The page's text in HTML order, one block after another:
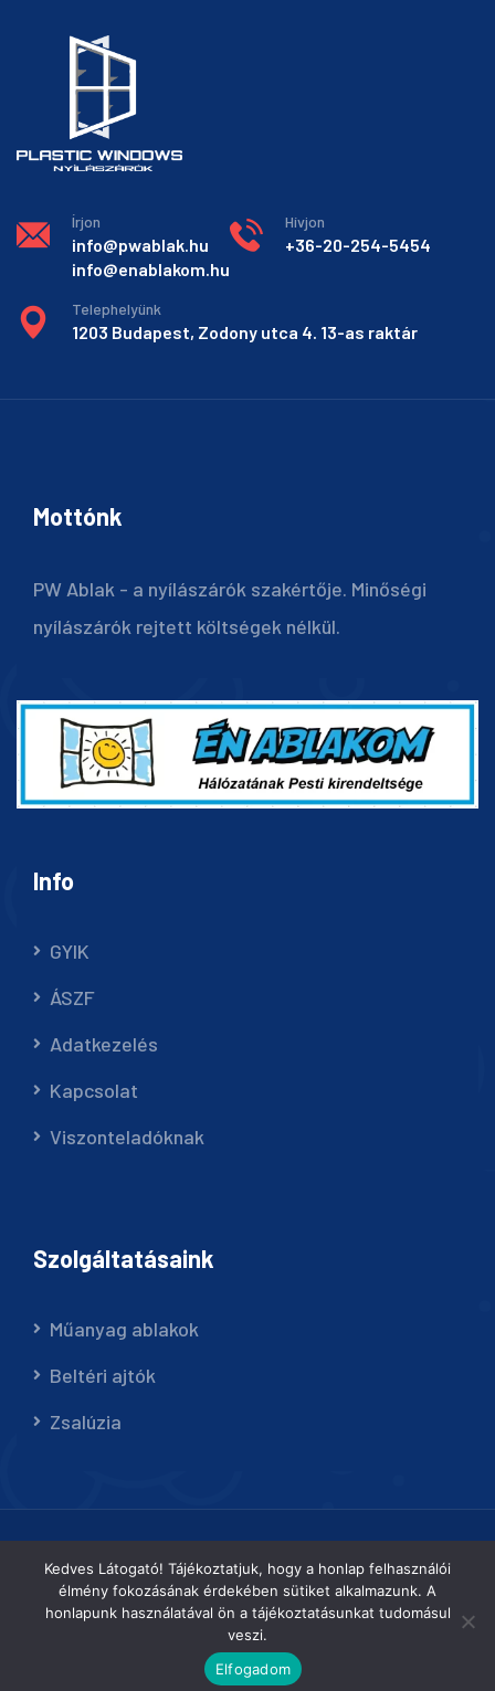
Írjon
info@pwablak.hu
info@enablakom.hu
Hívjon
+36-20-254-5454
Telephelyünk
1203 Budapest, Zodony utca 4. 13-as raktár
Mottónk
PW Ablak - a nyílászárók szakértője. Minőségi
nyílászárók rejtett költségek nélkül.
Info
GYIK
ÁSZF
Adatkezelés
Kapcsolat
Viszonteladóknak
Szolgáltatásaink
Műanyag ablakok
Beltéri ajtók
Zsalúzia
© Copyright 2022 PLASTIC WINDOWS KFT. Az oldalt
készítette és üzemelteti aZedality
Kedves Látogató! Tájékoztatjuk, hogy a honlap felhasználói
élmény fokozásának érdekében sütiket alkalmazunk. A
honlapunk használatával ön a tájékoztatásunkat tudomásul
veszi.
Elfogadom